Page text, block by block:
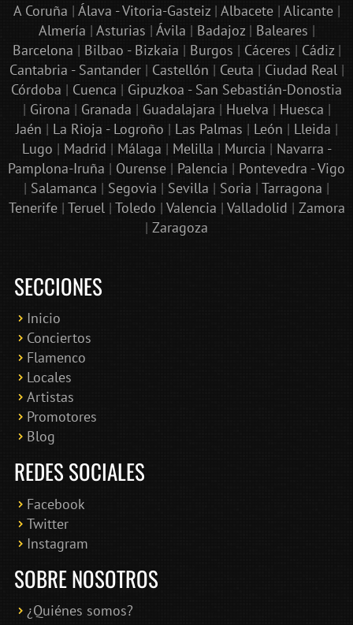
A Coruña | Álava - Vitoria-Gasteiz| Albacete| Alicante|
Almería | Asturias | Ávila | Badajoz| Baleares |
Barcelona | Bilbao - Bizkaia | Burgos | Cáceres | Cádiz|
Cantabria - Santander| Castellón | Ceuta | Ciudad Real|
Córdoba | Cuenca | Gipuzkoa - San Sebastián-Donostia
| Girona | Granada | Guadalajara | Huelva | Huesca |
Jaén | La Rioja - Logroño | Las Palmas | León | Lleida |
Lugo | Madrid | Málaga | Melilla | Murcia | Navarra -
Pamplona-Iruña | Ourense | Palencia | Pontevedra - Vigo
| Salamanca | Segovia | Sevilla | Soria | Tarragona |
Tenerife| Teruel| Toledo | Valencia | Valladolid | Zamora
| Zaragoza
SECCIONES
Inicio
Conciertos
Flamenco
Locales
Artistas
Promotores
Blog
REDES SOCIALES
Facebook
Twitter
Instagram
SOBRE NOSOTROS
¿Quiénes somos?